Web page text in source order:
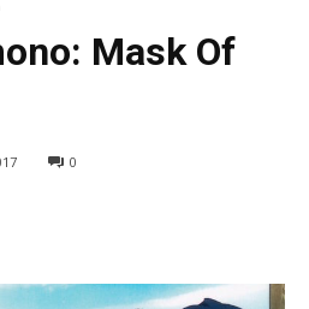
Mask Of
0